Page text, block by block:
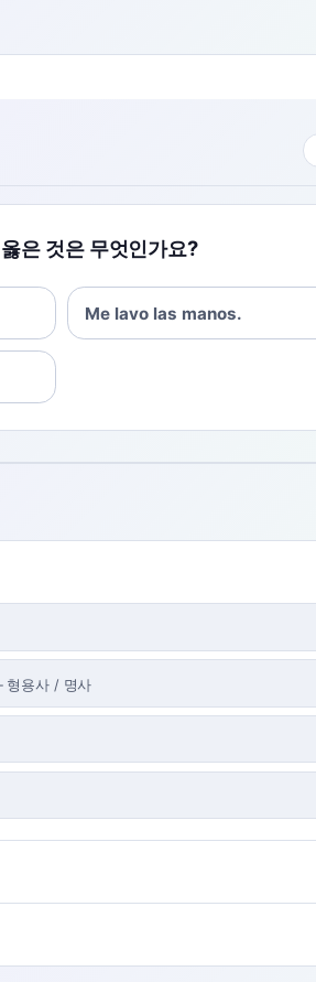
은 것은 무엇인가요?
Me lavo las manos.
형용사 / 명사